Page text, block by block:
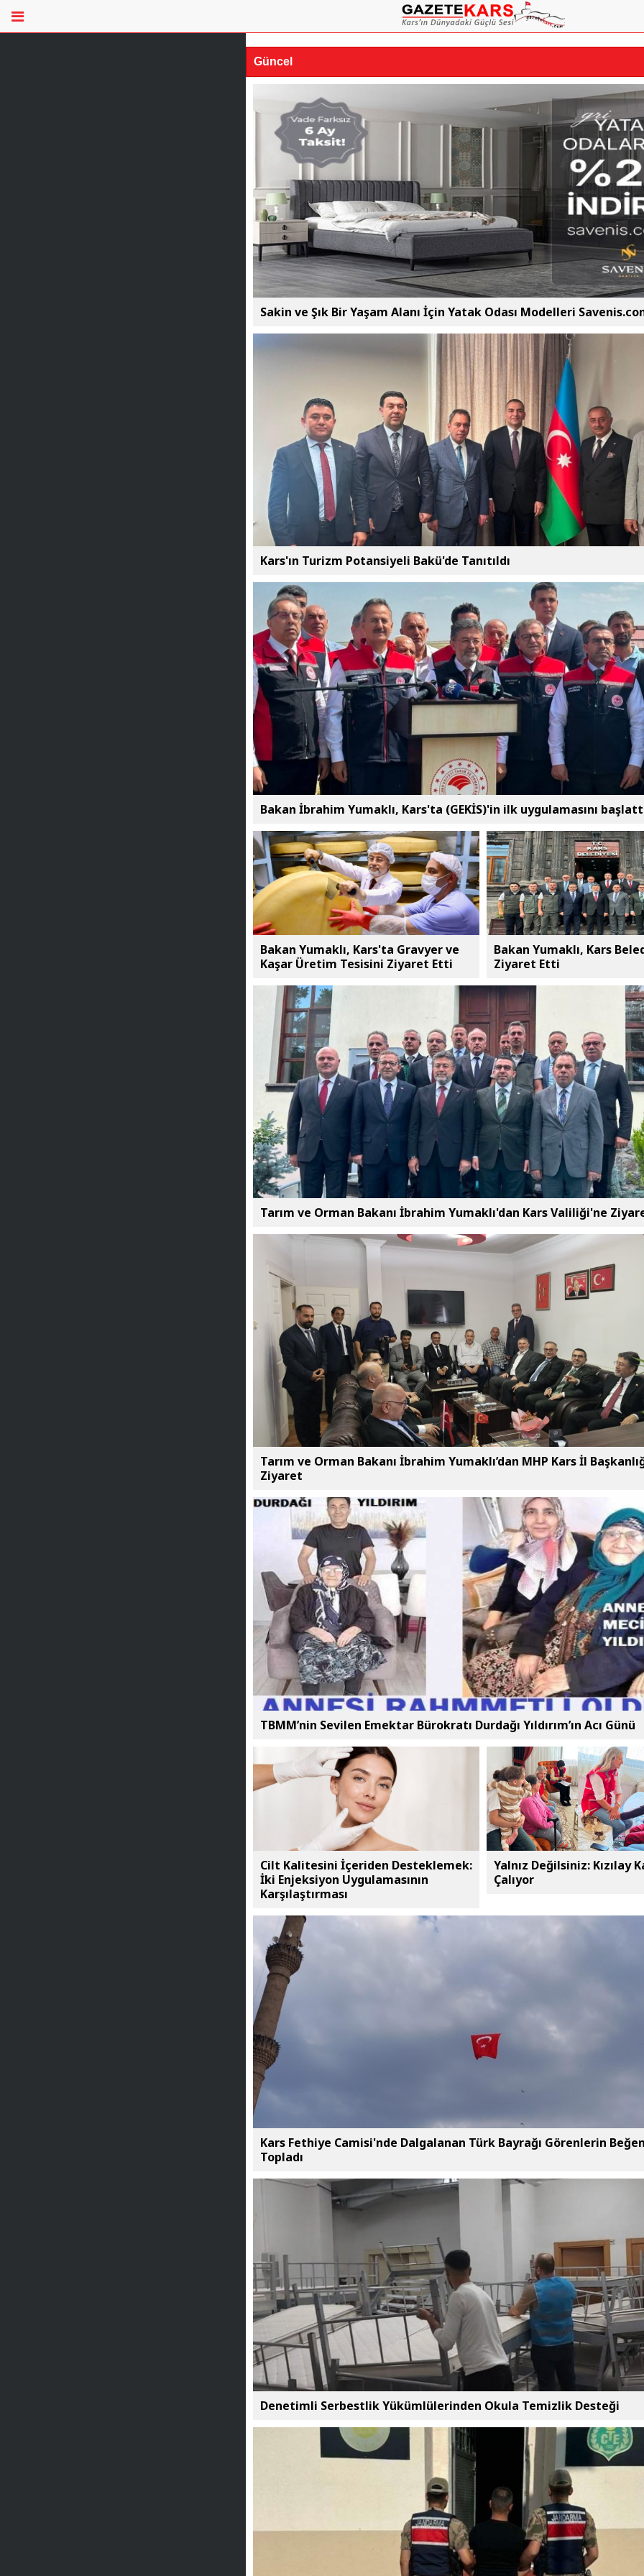
Güncel
Sakin ve Şık Bir Yaşam Alanı İçin Yatak Odası Modelleri
Kars'ın Turizm Potansiyeli Bakü'de Tanıtıldı
Bakan İbrahim Yumaklı, Kars'ta (GEKİS)'in ilk uygulamasını
Bakan Yumaklı, Kars'ta Gravyer ve
Kaşar Üretim Tesisini Ziyaret Etti
Bakan Yumaklı, Kars
Ziyaret Etti
Tarım ve Orman Bakanı İbrahim Yumaklı'dan Kars Valiliği'ne
Tarım ve Orman Bakanı İbrahim Yumaklı’dan MHP Kars İl
Ziyaret
TBMM’nin Sevilen Emektar Bürokratı Durdağı Yıldırım’ın Acı Günü
Cilt Kalitesini İçeriden Desteklemek:
İki Enjeksiyon Uygulamasının
Karşılaştırması
Yalnız Değilsiniz: Kızılay
Çalıyor
Kars Fethiye Camisi'nde Dalgalanan Türk Bayrağı Görenlerin
Topladı
Denetimli Serbestlik Yükümlülerinden Okula Temizlik Desteği